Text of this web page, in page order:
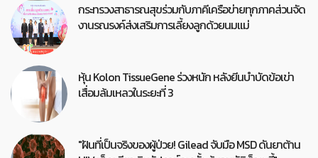
กระทรวงสาธารณสุขร่วมกับภาคีเครือข่ายทุกภาคส่วนจัด
งานรณรงค์ส่งเสริมการเลี้ยงลูกด้วยนมแม่
หุ้น Kolon TissueGene ร่วงหนัก หลังยีนบำบัดข้อเข่า
เสื่อมล้มเหลวในระยะที่ 3
"ฝันที่เป็นจริงของผู้ป่วย! Gilead จับมือ MSD ดันยาต้าน